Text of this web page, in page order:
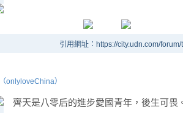
引用網址：https://city.udn.com/
onlyloveChina）
齊天是八零后的進步愛國青年，後生可畏